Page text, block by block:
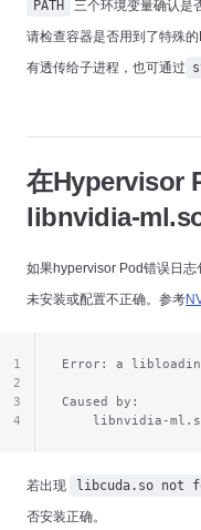
PATH
三个环境变量确认是
请检查容器是否用到了特殊
有透传给子进程，也可通过
在Hypervisor
libnvidia-
如果hypervisor Pod错误日
未安装或配置不正确。参考
Error: a
Caused by:
libnvidia-
1
2
3
4
若出现 libcuda.so not
否安装正确。